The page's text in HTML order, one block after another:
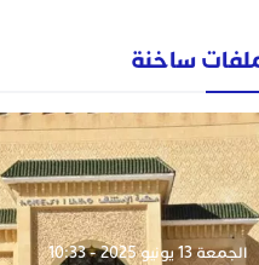
ساخنة
الجمعة 13 يونيو 2025 - 10:33